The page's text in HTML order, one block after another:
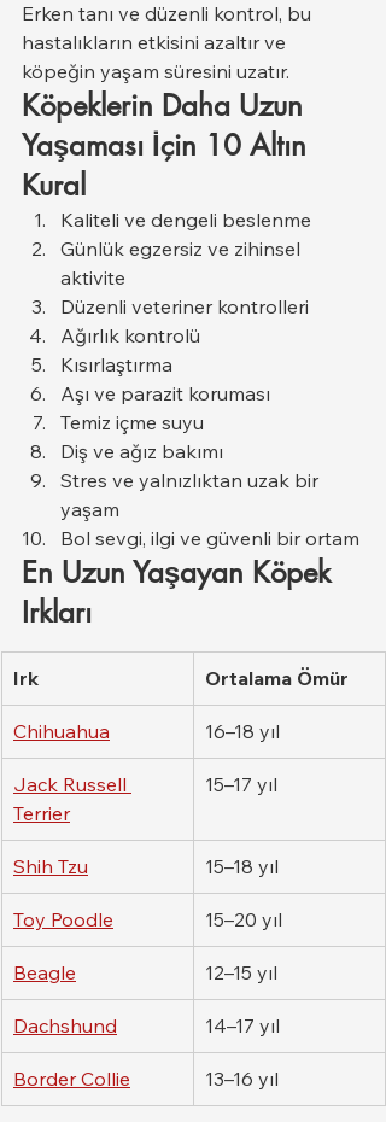
Erken tanı ve düzenli kontrol, bu
hastalıkların etkisini azaltır ve
köpeğin yaşam süresini uzatır.
Köpeklerin Daha Uzun
Yaşaması İçin 10 Altın
Kural
Kaliteli ve dengeli beslenme
Günlük egzersiz ve zihinsel
aktivite
Düzenli veteriner kontrolleri
Ağırlık kontrolü
Kısırlaştırma
Aşı ve parazit koruması
Temiz içme suyu
Diş ve ağız bakımı
Stres ve yalnızlıktan uzak bir
yaşam
Bol sevgi, ilgi ve güvenli bir ortam
En Uzun Yaşayan Köpek
Irkları
Irk Ortalama Ömür
Chihuahua 16–18 yıl
Jack Russell
Terrier
15–17 yıl
Shih Tzu 15–18 yıl
Toy Poodle 15–20 yıl
Beagle 12–15 yıl
Dachshund 14–17 yıl
Border Collie 13–16 yıl